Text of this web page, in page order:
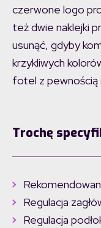
czerwone logo
też dwie naklejki
usunąć, gdyby
krzykliwych
fotel z pewnością
Trochę
Regulacja
Regulacja